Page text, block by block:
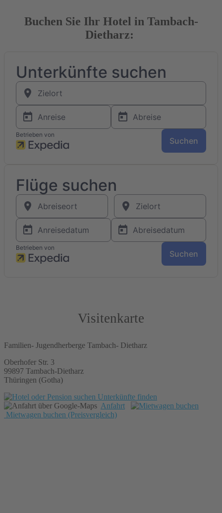
Buchen Sie Ihr Hotel in Tambach-
Dietharz:
Visitenkarte
Familien- Jugendherberge Tambach- Dietharz
Oberhofer Str. 3
99897 Tambach-Dietharz
Thüringen (Gotha)
Unterkünfte finden
Anfahrt
Mietwagen buchen (Preisvergleich)